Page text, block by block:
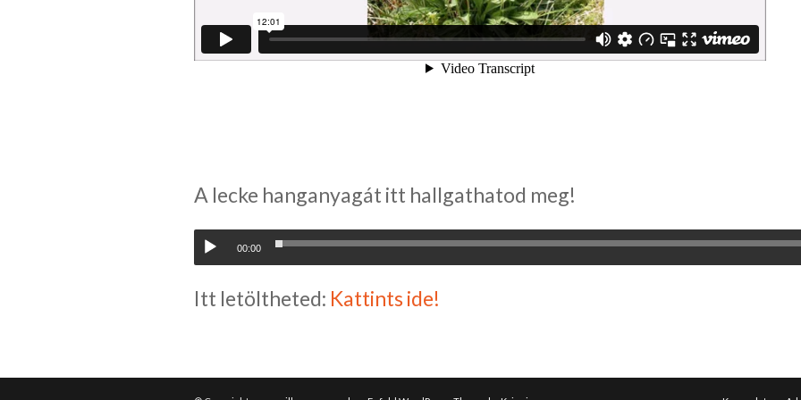
A lecke hanganyagát itt hallgathatod meg!
00:00
Itt letöltheted: Kattints ide!